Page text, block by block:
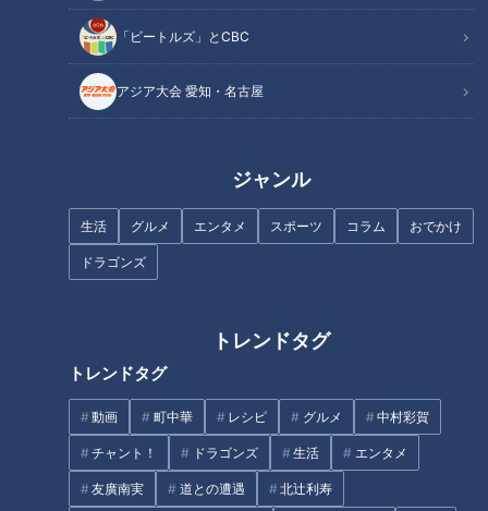
「ビートルズ」とCBC
アジア大会 愛知・名古屋
ジャンル
生活 グルメ エンタメ スポーツ コラム おでかけ
ドラゴンズ
トレンドタグ
トレンドタグ
動画 町中華 レシピ グルメ 中村彩賀
チャント！ ドラゴンズ 生活 エンタメ
友廣南実 道との遭遇 北辻利寿
永岡歩アナウンサーが訪れたのは愛知県岡崎市の洋菓子店「マ
ジカル」。ケーキやフィナンシェなど、約50種類の洋菓子が
並ぶ地元で人気のお店です。営業時間は午後6時半までです
商品が、時間を気にせず買うことができます。冷凍された商品
は、約2時間分の保冷剤と保冷袋と共にしっかりパッケージさ
れていて、持ち運びが非常に便利です。